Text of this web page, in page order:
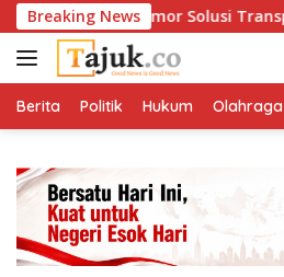
Langsung
ke
konten
Breaking News
Satu Nomor Solusi Transportasi
Berita Politik Hukum Olahraga